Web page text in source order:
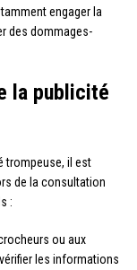
engager la
des dommages-
la publicité
trompeuse, il est
de la consultation
:
ou aux
les informations